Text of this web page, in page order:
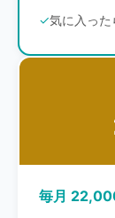
気に入っ
毎月